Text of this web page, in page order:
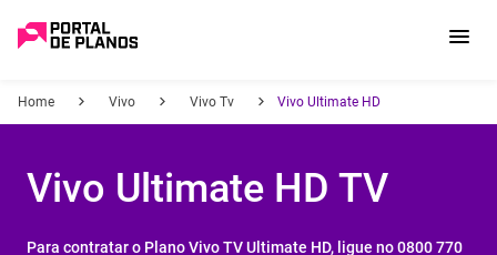
Home Vivo Vivo Tv Vivo Ultimate HD
Vivo Ultimate HD TV
Para contratar o Plano Vivo TV Ultimate HD, ligue no 0800 770